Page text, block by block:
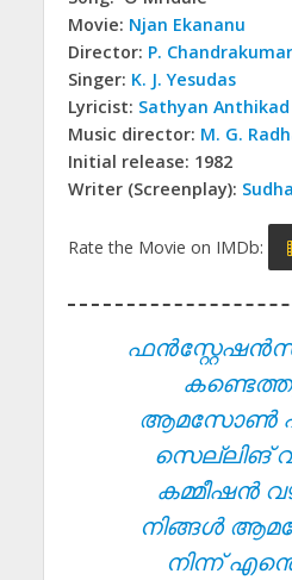
Movie: Njan Ekananu
Director: P. Chandrakumar
Singer: K. J. Yesudas
Lyricist: Sathyan Anthikad
Music director: M. G.
Initial release: 1982
Writer (Screenplay):
Rate the Movie on IMDb:
ആമസോൺ
സെല്ലിങ്
കമ്മീഷൻ
നിങ്ങൾ
നിന്ന്